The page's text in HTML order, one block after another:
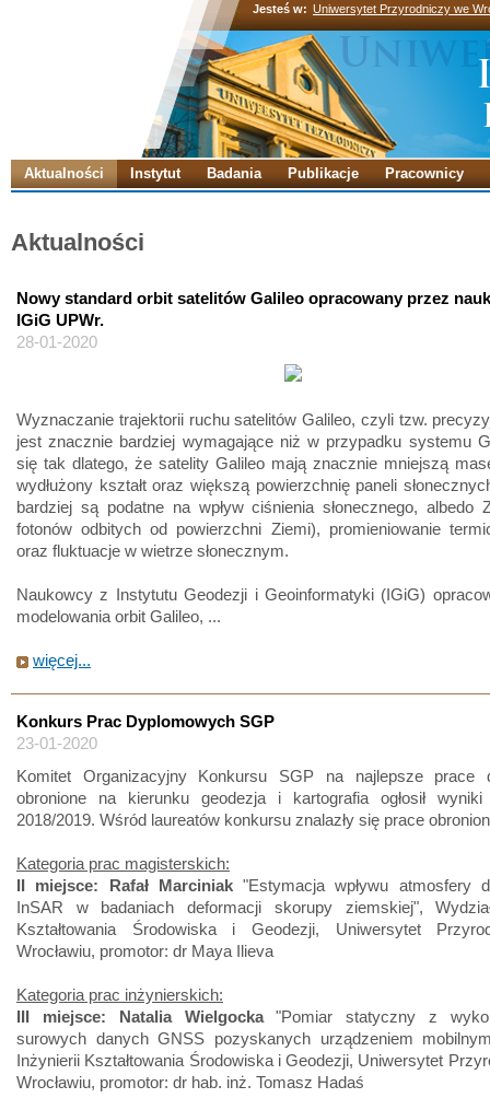
Jesteś w: Uniwersytet Przyrodniczy we
Aktualności Instytut Badania Publikacje Pracownicy
Aktualności
Nowy standard orbit satelitów Galileo opracowany przez
IGiG UPWr.
28-01-2020
Wyznaczanie trajektorii ruchu satelitów Galileo, czyli tzw.
jest znacznie bardziej wymagające niż w przypadku systemu
się tak dlatego, że satelity Galileo mają znacznie mniejszą
wydłużony kształt oraz większą powierzchnię paneli
bardziej są podatne na wpływ ciśnienia słonecznego, albedo
fotonów odbitych od powierzchni Ziemi), promieniowanie
oraz fluktuacje w wietrze słonecznym.
Naukowcy z Instytutu Geodezji i Geoinformatyki (IGiG)
modelowania orbit Galileo, ...
więcej...
Konkurs Prac Dyplomowych SGP
23-01-2020
Komitet Organizacyjny Konkursu SGP na najlepsze prace
obronione na kierunku geodezja i kartografia ogłosił
2018/2019. Wśród laureatów konkursu znalazły się prace
Kategoria prac magisterskich:
II miejsce: Rafał Marciniak"Estymacja wpływu atmosfery
InSAR w badaniach deformacji skorupy ziemskiej",
Kształtowania Środowiska i Geodezji, Uniwersytet
Wrocławiu, promotor: dr Maya Ilieva
Kategoria prac inżynierskich:
III miejsce: Natalia Wielgocka"Pomiar statyczny z
surowych danych GNSS pozyskanych urządzeniem
Inżynierii Kształtowania Środowiska i Geodezji, Uniwersytet
Wrocławiu, promotor: dr hab. inż. Tomasz Hadaś